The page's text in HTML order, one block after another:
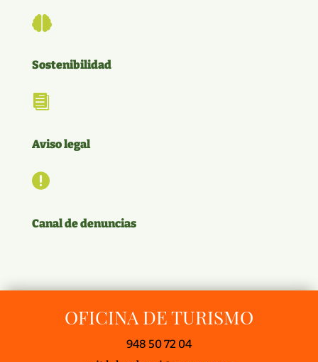

Sostenibilidad

Aviso legal

Canal de denuncias
OFICINA DE TURISMO
948 50 72 04